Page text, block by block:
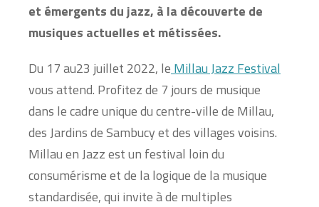
et émergents du jazz, à la découverte de
musiques actuelles et métissées.
Du 17 au23 juillet 2022, le Millau Jazz Festival
vous attend. Profitez de 7 jours de musique
dans le cadre unique du centre-ville de Millau,
des Jardins de Sambucy et des villages voisins.
Millau en Jazz est un festival loin du
consumérisme et de la logique de la musique
standardisée, qui invite à de multiples